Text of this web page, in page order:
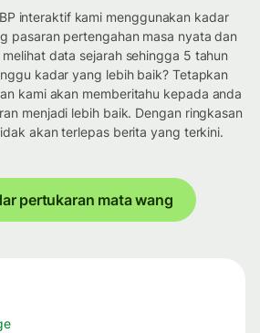
interaktif kami menggunakan kadar
pasaran pertengahan masa nyata dan
data sejarah sehingga 5 tahun
kadar yang lebih baik? Tetapkan
kami akan memberitahu kepada anda
menjadi lebih baik. Dengan ringkasan
akan terlepas berita yang terkini.
pertukaran mata wang